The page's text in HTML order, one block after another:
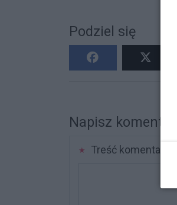
Podziel się
Napisz
Treść komentarza